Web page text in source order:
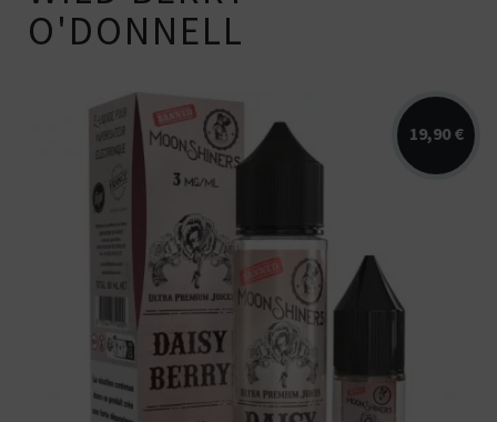
O'DONNELL
19,90 €
Arômes : cassis, grenade, mûre.
Disponible en 40ml pour 60ml ou 50ml...